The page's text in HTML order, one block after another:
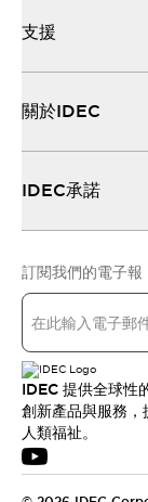
支援
關於IDEC
IDEC承諾
訂閱我們的電子報
IDEC 提供全球性
創新產品與服務
人類福祉。